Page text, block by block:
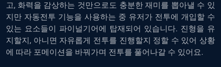
고, 화력을 감상하는 것만으로도 충분한 재미를 뽑아낼 수 있
지만 자동전투 기능을 사용하는 중 유저가 전투에 개입할 수
있는 요소들이 파이널기어에 탑재되어 있습니다. 진형을 유
지할지, 아니면 자유롭게 전투를 진행할지 정할 수 있어 상황
에 따라 포메이션을 바꿔가며 전투를 풀어나갈 수 있어요.